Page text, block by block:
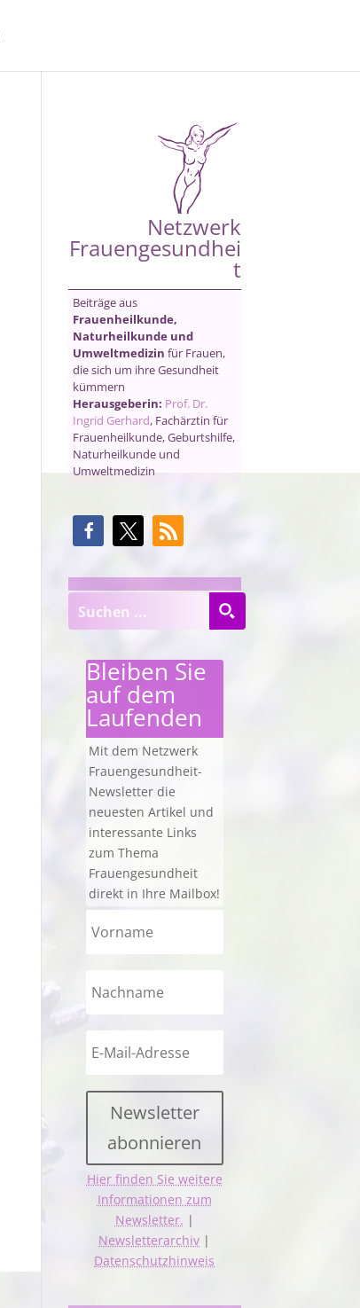
Netzwerk
Frauengesundhei
t
Beiträge aus
Frauenheilkunde,
Naturheilkunde und
Umweltmedizin für Frauen,
die sich um ihre Gesundheit
kümmern
Herausgeberin: Prof. Dr.
Ingrid Gerhard, Fachärztin für
Frauenheilkunde, Geburtshilfe,
Naturheilkunde und
Umweltmedizin
Bleiben Sie
auf dem
Laufenden
Mit dem Netzwerk
Frauengesundheit-
Newsletter die
neuesten Artikel und
interessante Links
zum Thema
Frauengesundheit
direkt in Ihre Mailbox!
Newsletter
abonnieren
Hier finden Sie weitere
Informationen zum
Newsletter. |
Newsletterarchiv |
Datenschutzhinweis